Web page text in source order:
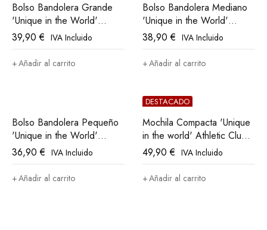
Bolso Bandolera Grande
'Unique in the World'
Athletic Club Bilbao
39,90€ IVA Incluido
Añadir al carrito
Bolso Bandolera Mediano
'Unique in the World'
Athletic Club Bilbao
38,90€ IVA Incluido
Añadir al carrito
Bolso Bandolera Pequeño
'Unique in the World'
Athletic Club Bilbao
36,90€ IVA Incluido
Añadir al carrito
DESTACADO
Mochila Compacta 'Unique
in the world' Athletic Club
Bilbao
49,90€ IVA Incluido
Añadir al carrito